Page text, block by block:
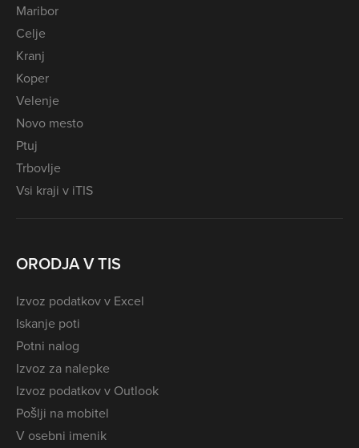
Maribor
Celje
Kranj
Koper
Velenje
Novo mesto
Ptuj
Trbovlje
Vsi kraji v iTIS
ORODJA V TIS
Izvoz podatkov v Excel
Iskanje poti
Potni nalog
Izvoz za nalepke
Izvoz podatkov v Outlook
Pošlji na mobitel
V osebni imenik